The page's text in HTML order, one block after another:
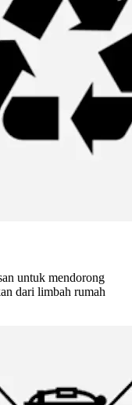
untuk mendorong
dari limbah rumah